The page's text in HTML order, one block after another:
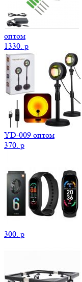
оптом
1330. p
YD-009 оптом
370. p
300. p